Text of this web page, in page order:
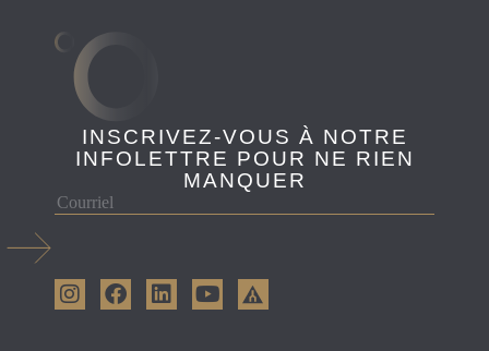
INSCRIVEZ-VOUS À NOTRE
INFOLETTRE POUR NE RIEN
MANQUER